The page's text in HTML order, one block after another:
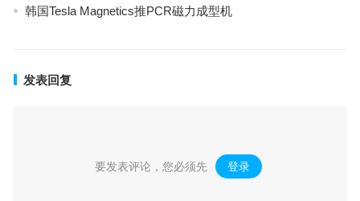
韩国Tesla Magnetics推PCR磁力成型机
发表回复
要发表评论，您必须先 登录 。